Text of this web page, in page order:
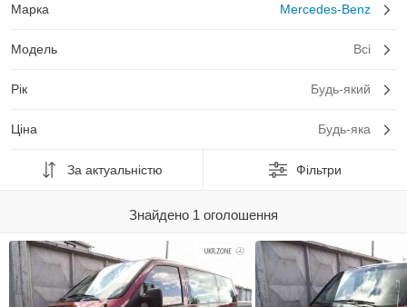
Марка Mercedes-Benz
Модель Всі
Рік Будь-який
Ціна Будь-яка
За актуальністю Фільтри
Знайдено 1 оголошення